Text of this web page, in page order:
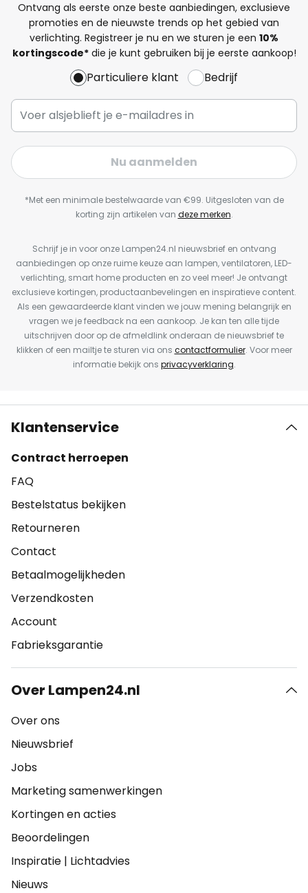
Ontvang als eerste onze beste aanbiedingen, exclusieve
promoties en de nieuwste trends op het gebied van
verlichting. Registreer je nu en we sturen je een 10%
kortingscode*die je kunt gebruiken bij je eerste aankoop!
Particuliere klant Bedrijf
Nu aanmelden
*Met een minimale bestelwaarde van €99. Uitgesloten van de
korting zijn artikelen van deze merken.
Schrijf je in voor onze Lampen24.nl nieuwsbrief en ontvang
aanbiedingen op onze ruime keuze aan lampen, ventilatoren, LED-
verlichting, smart home producten en zo veel meer! Je ontvangt
exclusieve kortingen, productaanbevelingen en inspiratieve content.
Als een gewaardeerde klant vinden we jouw mening belangrijk en
vragen we je feedback na een aankoop. Je kan ten alle tijde
uitschrijven door op de afmeldlink onderaan de nieuwsbrief te
klikken of een mailtje te sturen via ons contactformulier. Voor meer
informatie bekijk ons privacyverklaring.
Klantenservice
Contract herroepen
FAQ
Bestelstatus bekijken
Retourneren
Contact
Betaalmogelijkheden
Verzendkosten
Account
Fabrieksgarantie
Over Lampen24.nl
Over ons
Nieuwsbrief
Jobs
Marketing samenwerkingen
Kortingen en acties
Beoordelingen
Inspiratie | Lichtadvies
Nieuws